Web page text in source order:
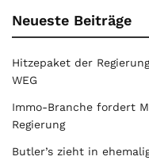
Neueste Beiträge
Hitzepaket der
WEG
Immo-Branche fordert
Regierung
Butler’s zieht in